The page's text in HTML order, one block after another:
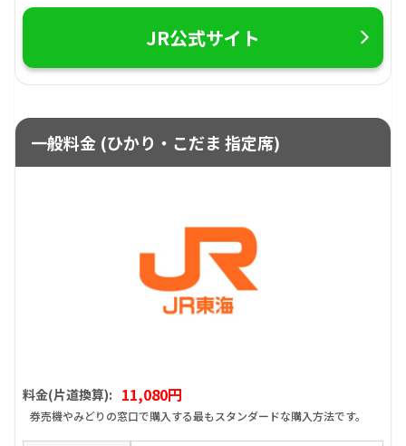
JR公式サイト
一般料金 (ひかり・こだま 指定席)
料金(片道換算): 11,080円
券売機やみどりの窓口で購入する最もスタンダードな購入方法です。